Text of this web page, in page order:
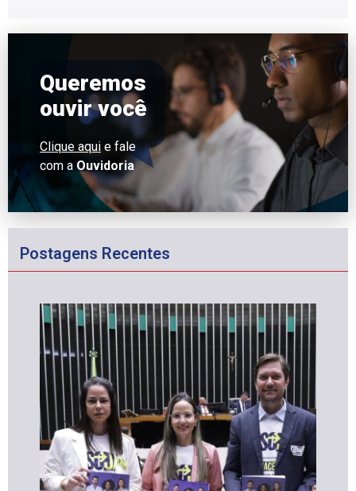
Queremos
ouvir você
Clique aqui e fale
com aOuvidoria
Postagens Recentes